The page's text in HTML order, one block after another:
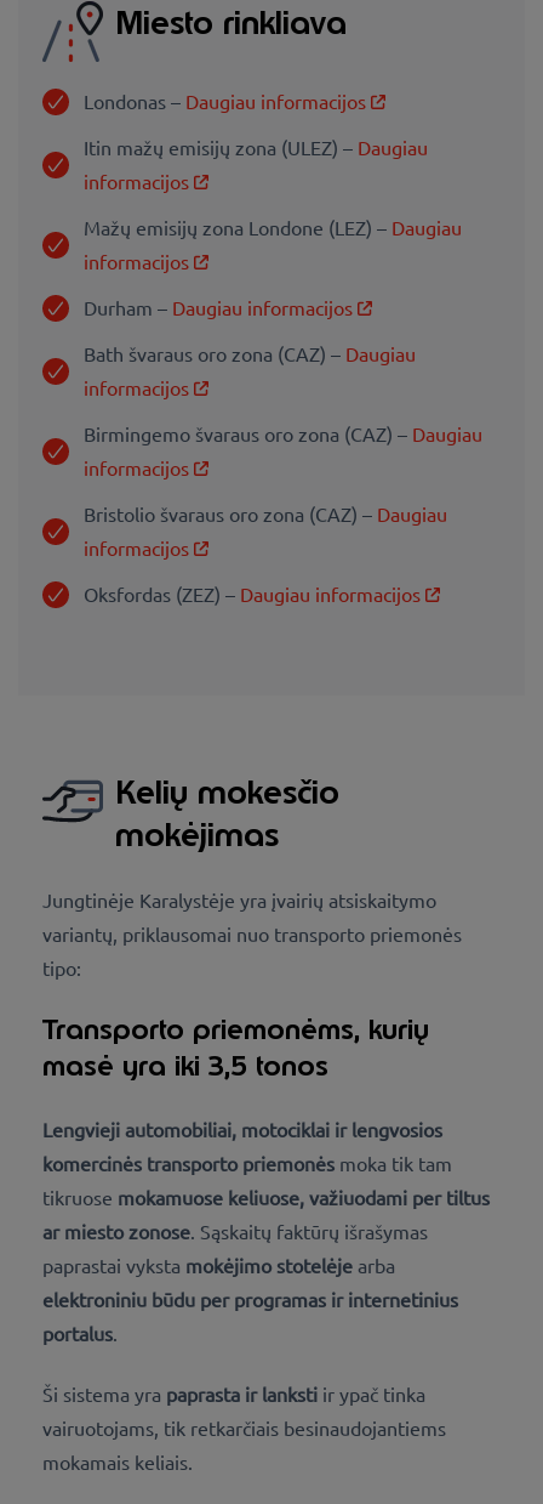
Miesto rinkliava
Londonas – Daugiau informacijos
Itin mažų emisijų zona (ULEZ) – Daugiau
informacijos
Mažų emisijų zona Londone (LEZ) – Daugiau
informacijos
Durham – Daugiau informacijos
Bath švaraus oro zona (CAZ) – Daugiau
informacijos
Birmingemo švaraus oro zona (CAZ) – Daugiau
informacijos
Bristolio švaraus oro zona (CAZ) – Daugiau
informacijos
Oksfordas (ZEZ) – Daugiau informacijos
Kelių mokesčio
mokėjimas
Jungtinėje Karalystėje yra įvairių atsiskaitymo
variantų, priklausomai nuo transporto priemonės
tipo:
Transporto priemonėms, kurių
masė yra iki 3,5 tonos
Lengvieji automobiliai, motociklai ir lengvosios
komercinės transporto priemonės moka tik tam
tikruose mokamuose keliuose, važiuodami per tiltus
ar miesto zonose . Sąskaitų faktūrų išrašymas
paprastai vyksta mokėjimo stotelėje arba
elektroniniu būdu per programas ir internetinius
portalus
Ši sistema yra paprasta ir lanksti ir ypač tinka
vairuotojams, tik retkarčiais besinaudojantiems
mokamais keliais.